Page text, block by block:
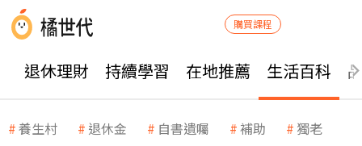
購買課程
退休理財 持續學習 在地推薦 生活百科
養生村 退休金 自書遺囑 補助 獨老